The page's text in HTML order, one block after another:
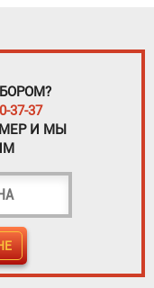
37-37
И МЫ